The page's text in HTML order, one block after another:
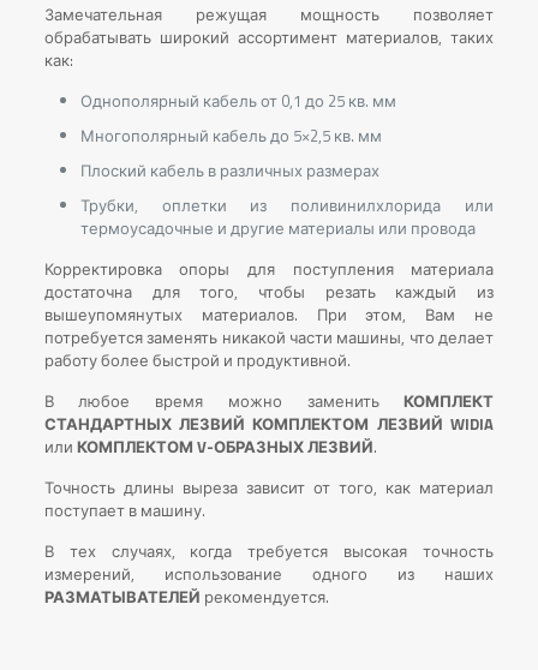
Замечательная режущая мощность позволяет
обрабатывать широкий ассортимент материалов, таких
как:
Однополярный кабель от 0,1 до 25 кв. мм
Многополярный кабель до 5×2,5 кв. мм
Плоский кабель в различных размерах
Трубки, оплетки из поливинилхлорида или
термоусадочные и другие материалы или провода
Корректировка опоры для поступления материала
достаточна для того, чтобы резать каждый из
вышеупомянутых материалов. При этом, Вам не
потребуется заменять никакой части машины, что делает
работу более быстрой и продуктивной.
В любое время можно заменитьКОМПЛЕКТ
СТАНДАРТНЫХ ЛЕЗВИЙ КОМПЛЕКТОМ ЛЕЗВИЙ WIDIA
или КОМПЛЕКТОМ V-ОБРАЗНЫХ ЛЕЗВИЙ.
Точность длины выреза зависит от того, как материал
поступает в машину.
В тех случаях, когда требуется высокая точность
измерений, использование одного из наших
РАЗМАТЫВАТЕЛЕЙ рекомендуется.